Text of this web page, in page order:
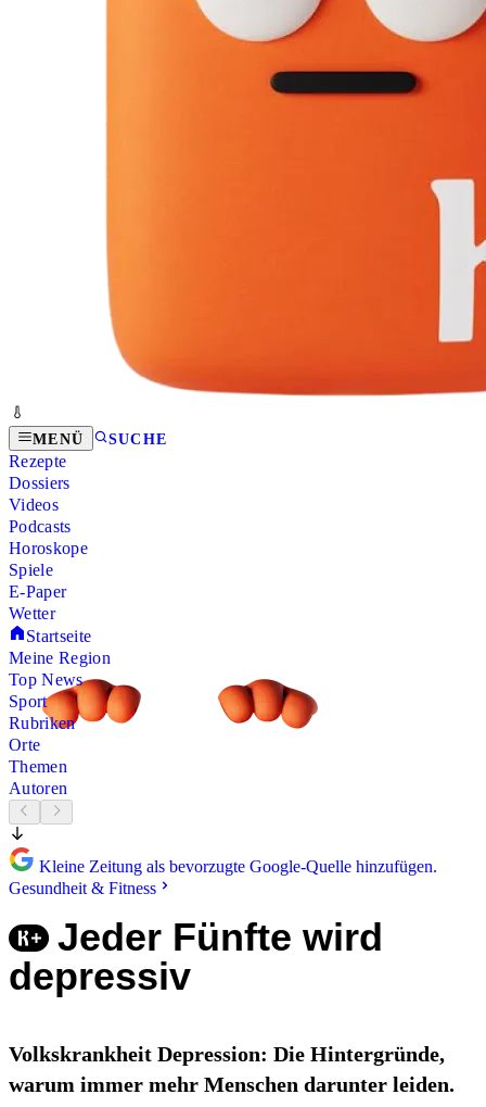
MENÜ SUCHE
Rezepte
Dossiers
Videos
Podcasts
Horoskope
Spiele
E-Paper
Wetter
Startseite
Meine Region
Top News
Sport
Rubriken
Orte
Themen
Autoren
Kleine Zeitung als bevorzugte Google-Quelle hinzufügen.
Gesundheit & Fitness
Jeder Fünfte wird
depressiv
Volkskrankheit Depression: Die Hintergründe,
warum immer mehr Menschen darunter leiden.